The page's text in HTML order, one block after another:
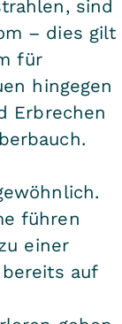
sind
– dies gilt
für
hingegen
Erbrechen
führen
einer
auf